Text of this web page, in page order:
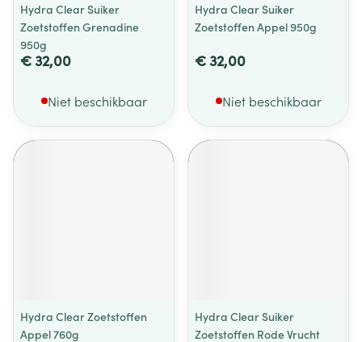
Hydra Clear Suiker
Zoetstoffen Grenadine
950g
€ 32,00
Niet beschikbaar
Hydra Clear Suiker
Zoetstoffen Appel 950g
€ 32,00
Niet beschikbaar
Hydra Clear Zoetstoffen
Appel 760g
Hydra Clear Suiker
Zoetstoffen Rode Vrucht